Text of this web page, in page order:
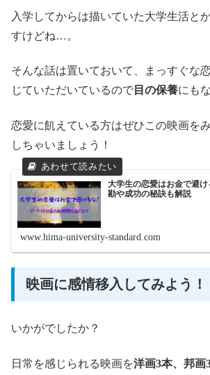
入学してからは描いていた大学生活と
すけどね…。
そんな話は置いておいて、まっすぐな
じていただいているので 目の保養にも
恋愛に飢えている方はぜひこの映画を
しちゃいましょう！
大学生の恋愛はお金で避
勘や成功の秘訣も解説
www.hima-university-standard.com
映画に感情移入してみよう！
いかがでしたか？
日常を感じられる映画を洋画3本、邦画